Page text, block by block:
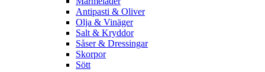
Antipasti & Oliver
Olja & Vinäger
Salt & Kryddor
Såser & Dressingar
Skorpor
Sött